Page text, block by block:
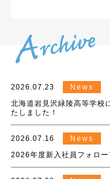
2026.07.23
News
北海道岩見沢緑陵高等学校
たしました！
2026.07.16
News
2026年度新入社員フォロー